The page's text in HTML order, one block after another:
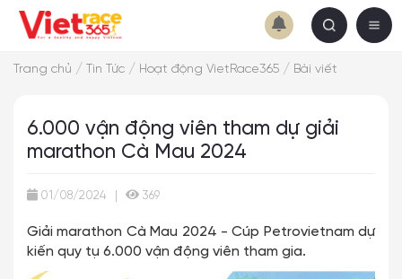
Trang chủ / Tin Tức / Hoạt động VietRace365 / Bài viết
6.000 vận động viên tham dự giải
marathon Cà Mau 2024
01/08/2024 369
Giải marathon Cà Mau 2024 - Cúp Petrovietnam dự
kiến quy tụ 6.000 vận động viên tham gia.